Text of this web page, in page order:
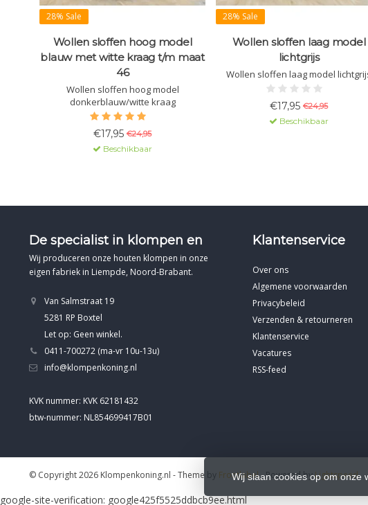
28% Sale
Wollen sloffen hoog model
blauw met witte kraag t/m maat
46
Wollen sloffen hoog model
donkerblauw/witte kraag
€17,95 €24,95
Beschikbaar
28% Sale
Wollen sloffen laag model
lichtgrijs
Wollen sloffen laag model
€17,95 €24,95
Beschikbaar
De specialist in klompen en
Wij produceren onze houten klompen in onze
eigen fabriek in Liempde, Noord-Brabant.
Van Salmstraat 19
5281 RP Boxtel
Let op: Geen winkel.
0411-700272 (ma-vr 10u-13u)
info@klompenkoning.nl
KVK nummer: KVK 62181432
btw-nummer: NL854699417B01
Klantenservice
Over ons
Algemene voorwaarden
Privacybeleid
Verzenden & retourneren
Klantenservice
Vacatures
RSS-feed
Wij slaan cookies op om onze
© Copyright 2026 Klompenkoning.nl - Theme by Frontlabel- Powered byLightspeed
google-site-verification: google425f5525ddbcb9ee.html